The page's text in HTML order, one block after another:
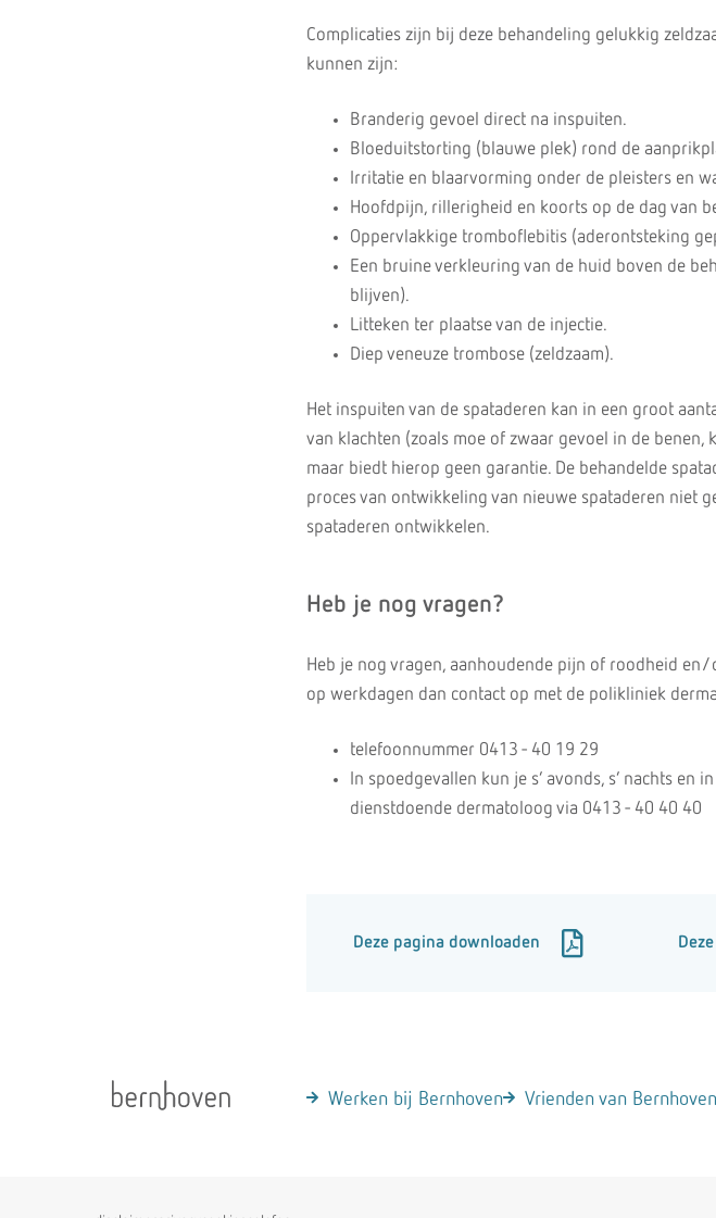
Complicaties zijn bij deze behandeling gelukkig
kunnen zijn:
Branderig gevoel direct na inspuiten.
Bloeduitstorting (blauwe plek) rond de
Irritatie en blaarvorming onder de pleisters en
Hoofdpijn, rillerigheid en koorts op de dag van
Oppervlakkige tromboflebitis (aderontsteking
Een bruine verkleuring van de huid boven de
blijven).
Litteken ter plaatse van de injectie.
Diep veneuze trombose (zeldzaam).
Het inspuiten van de spataderen kan in een groot
van klachten (zoals moe of zwaar gevoel in de
maar biedt hierop geen garantie. De behandelde
proces van ontwikkeling van nieuwe spataderen niet
spataderen ontwikkelen.
Heb je nog vragen?
Heb je nog vragen, aanhoudende pijn of roodheid
op werkdagen dan contact op met de polikliniek
telefoonnummer 0413 - 40 19 29
In spoedgevallen kun je s’ avonds, s’ nachts en
dienstdoende dermatoloog via 0413 - 40 40 40
Deze pagina downloaden
Werken bij Bernhoven Vrienden van Bernhoven